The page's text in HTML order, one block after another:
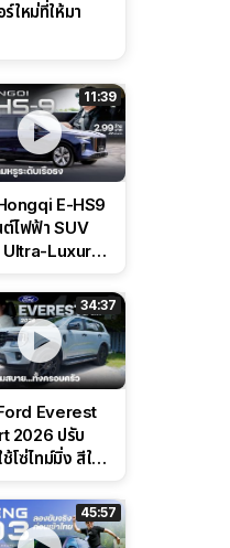
ใหม่ที่ให้มา
11:39
E-HS9
ไฟฟ้า SUV
Ultra-Luxury
นุ่มหนึบเหนือ34:37
Everest
2026 ปรับ
โซ่ไทม์มิ่ง สีใหม่
ตล์ครอบครัว45:57